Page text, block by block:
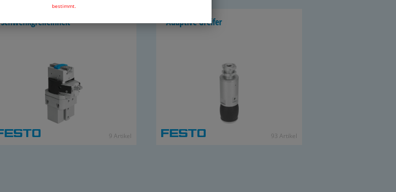
bestimmt.
Schwenk­greif­ein­heit
9 Ar­ti­kel
Ad­ap­ti­ve Grei­fer
93 Ar­ti­kel